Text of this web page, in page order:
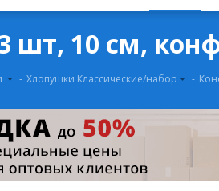
шт, 10 см,
- Хлопушки Классические/набор -